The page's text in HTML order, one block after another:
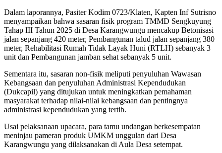
Dalam laporannya, Pasiter Kodim 0723/Klaten, Kapten Inf Sutrisno
menyampaikan bahwa sasaran fisik program TMMD Sengkuyung
Tahap III Tahun 2025 di Desa Karangwungu mencakup Betonisasi
jalan sepanjang 420 meter, Pembangunan talud jalan sepanjang 380
meter, Rehabilitasi Rumah Tidak Layak Huni (RTLH) sebanyak 3
unit dan Pembangunan jamban sehat sebanyak 5 unit.
Sementara itu, sasaran non-fisik meliputi penyuluhan Wawasan
Kebangsaan dan penyuluhan Administrasi Kependudukan
(Dukcapil) yang ditujukan untuk meningkatkan pemahaman
masyarakat terhadap nilai-nilai kebangsaan dan pentingnya
administrasi kependudukan yang tertib.
Usai pelaksanaan upacara, para tamu undangan berkesempatan
meninjau pameran produk UMKM unggulan dari Desa
Karangwungu yang dilaksanakan di Aula Desa setempat.